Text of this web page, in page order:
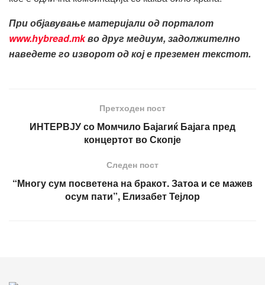
При објавување материјали од порталот
www.hybread.mkво друг медиум, задолжително
наведете го изворот од кој е преземен текстот.
Претходен пост
ИНТЕРВЈУ со Момчило Бајагиќ Бајага пред
концертот во Скопје
Следен пост
“Многу сум посветена на бракот. Затоа и се мажев
осум пати”, Елизабет Тејлор